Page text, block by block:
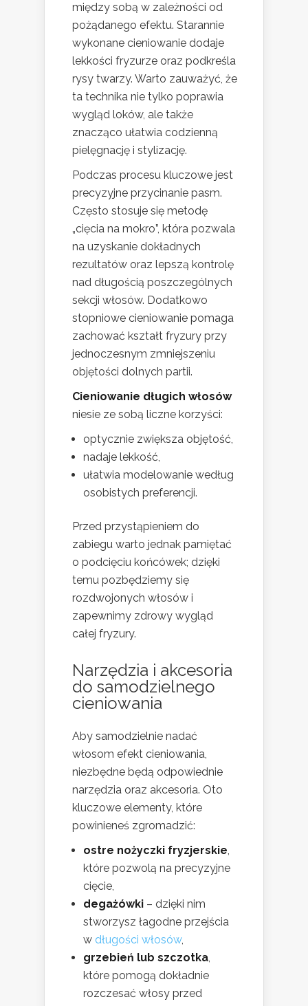
między sobą w zależności od
pożądanego efektu. Starannie
wykonane cieniowanie dodaje
lekkości fryzurze oraz podkreśla
rysy twarzy. Warto zauważyć, że
ta technika nie tylko poprawia
wygląd loków, ale także
znacząco ułatwia codzienną
pielęgnację i stylizację.
Podczas procesu kluczowe jest
precyzyjne przycinanie pasm.
Często stosuje się metodę
„cięcia na mokro”, która pozwala
na uzyskanie dokładnych
rezultatów oraz lepszą kontrolę
nad długością poszczególnych
sekcji włosów. Dodatkowo
stopniowe cieniowanie pomaga
zachować kształt fryzury przy
jednoczesnym zmniejszeniu
objętości dolnych partii.
Cieniowanie długich włosów
niesie ze sobą liczne korzyści:
optycznie zwiększa objętość,
nadaje lekkość,
ułatwia modelowanie według
osobistych preferencji.
Przed przystąpieniem do
zabiegu warto jednak pamiętać
o podcięciu końcówek; dzięki
temu pozbędziemy się
rozdwojonych włosów i
zapewnimy zdrowy wygląd
całej fryzury.
Narzędzia i akcesoria
do samodzielnego
cieniowania
Aby samodzielnie nadać
włosom efekt cieniowania,
niezbędne będą odpowiednie
narzędzia oraz akcesoria. Oto
kluczowe elementy, które
powinieneś zgromadzić:
ostre nożyczki fryzjerskie,
które pozwolą na precyzyjne
cięcie,
degażówki – dzięki nim
stworzysz łagodne przejścia
w długości włosów,
grzebień lub szczotka,
które pomogą dokładnie
rozczesać włosy przed